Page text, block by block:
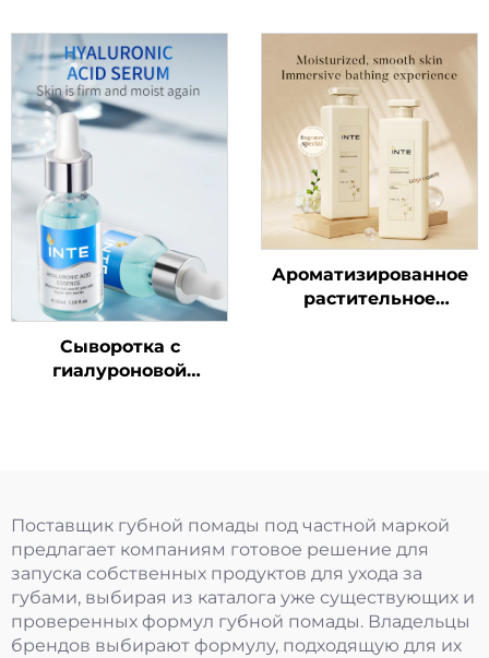
кислотой
Сыворотка с
гиалуроновой
Ароматизированное
растительное
Поставщик губной помады под частной маркой
предлагает компаниям готовое решение для
запуска собственных продуктов для ухода за
губами, выбирая из каталога уже существующих и
проверенных формул губной помады. Владельцы
брендов выбирают формулу, подходящую для их